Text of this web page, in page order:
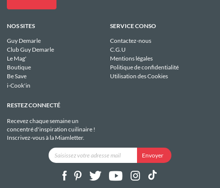
NOS SITES
Guy Demarle
Club Guy Demarle
Le Mag'
Boutique
Be Save
i-Cook'in
SERVICE CONSO
Contactez-nous
C.G.U
Mentions légales
Politique de confidentialité
Utilisation des Cookies
RESTEZ CONNECTÉ
Recevez chaque semaine un
concentré d'inspiration cuilinaire !
Inscrivez-vous à la Miamletter.